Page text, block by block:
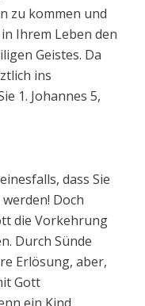
zu kommen und
Ihrem Leben den
Geistes. Da
ins
1. Johannes 5,
dass Sie
Doch
die Vorkehrung
Durch Sünde
Erlösung, aber,
Gott